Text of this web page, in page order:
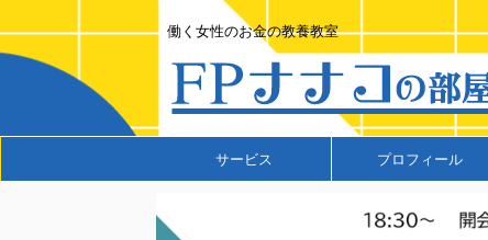
働く女性のお金の教養教室
サービス プロフィール